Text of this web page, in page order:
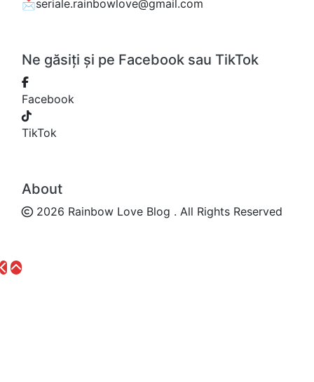
📩seriale.rainbowlove@gmail.com
Ne găsiți și pe Facebook sau TikTok
Facebook
TikTok
About
2026 Rainbow Love Blog . All Rights Reserved